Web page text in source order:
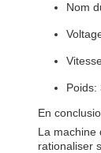
Nom
Poids:
En
La machine
rationaliser